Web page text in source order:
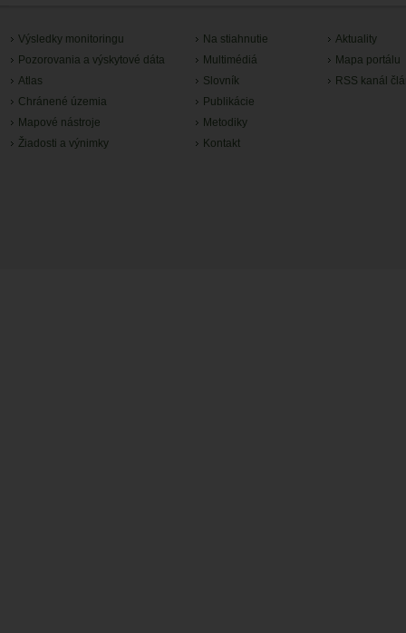
Výsledky monitoringu
Pozorovania a výskytové dáta
Atlas
Chránené územia
Mapové nástroje
Žiadosti a výnimky
Na stiahnutie
Multimédiá
Slovník
Publikácie
Metodiky
Kontakt
Aktuality
Mapa portálu
RSS kanál